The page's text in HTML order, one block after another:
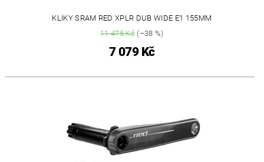
KLIKY SRAM RED XPLR DUB WIDE E1 155MM
11 475 Kč(–38 %)
7 079 Kč